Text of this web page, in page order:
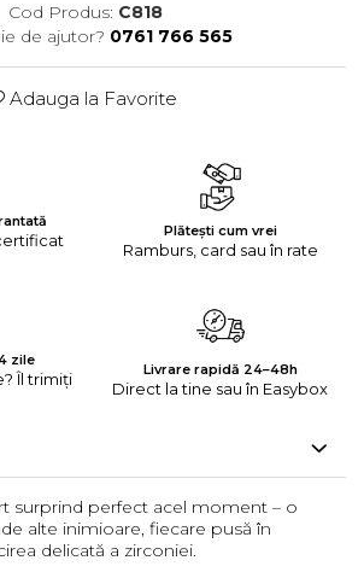
Cod Produs: C818
de ajutor? 0761 766 565
Adauga la Favorite
Plătești cum vrei
Ramburs, card sau în rate
zile
Îl trimiți
Livrare rapidă 24–48h
Direct la tine sau în Easybox
surprind perfect acel moment – o
alte inimioare, fiecare pusă în
delicată a zirconiei.